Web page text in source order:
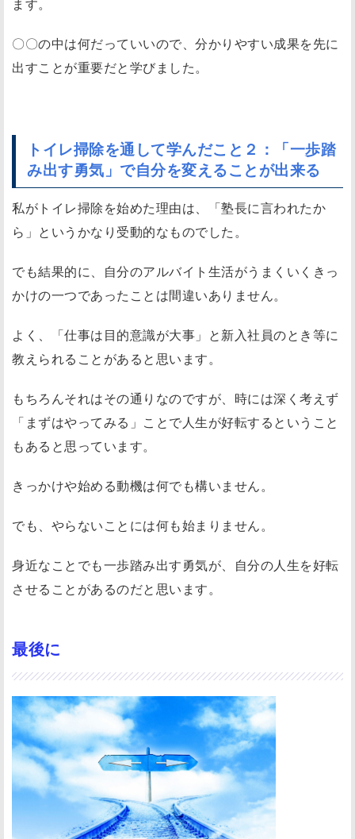
れ
ト
イ
を
通
し
て
ん
だ
と
２
「
一
歩
み
す
勇
気
自
分
を
変
え
る
こ
〇〇の中は何だっていいので、分かりやすい成果を先に
出すことが重要だと学びました。
トイレ掃除を通して学んだこと２：「一歩踏
み出す勇気」で自分を変えることが出来る
私がトイレ掃除を始めた理由は、「塾長に言われたか
ら」というかなり受動的なものでした。
でも結果的に、自分のアルバイト生活がうまくいくきっ
かけの一つであったことは間違いありません。
よく、「仕事は目的意識が大事」と新入社員のとき等に
教えられることがあると思います。
もちろんそれはその通りなのですが、時には深く考えず
「まずはやってみる」ことで人生が好転するということ
もあると思っています。
きっかけや始める動機は何でも構いません。
でも、やらないことには何も始まりません。
身近なことでも一歩踏み出す勇気が、自分の人生を好転
させることがあるのだと思います。
最後に